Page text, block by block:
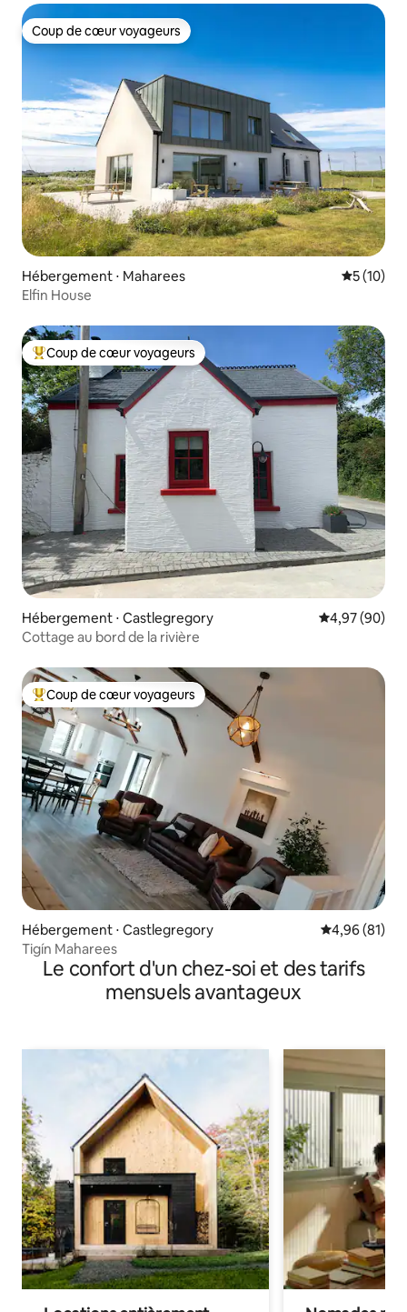
Coup de cœur voyageurs
Coup de cœur voyageurs
Hébergement ⋅ Maharees
5 (10)
Elfin House
Coups de cœur voyageurs les plus appréciés
Coup de cœur voyageurs
Hébergement ⋅ Castlegregory Évaluation
4,97 (90)
Cottage au bord de la rivière
Coups de cœur voyageurs les plus appréciés
Coup de cœur voyageurs
Hébergement ⋅ Castlegregory Évaluation
4,96 (81)
Tigín Maharees
Le confort d'un chez-soi et des tarifs
mensuels avantageux